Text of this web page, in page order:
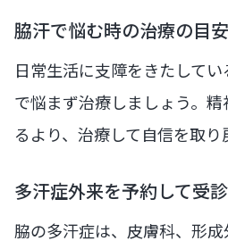
脇汗で悩む時の治療の目安
日常生活に支障をきたして
で悩まず治療しましょう。
るより、治療して自信を取り
多汗症外来を予約して受
脇の多汗症は、皮膚科、形